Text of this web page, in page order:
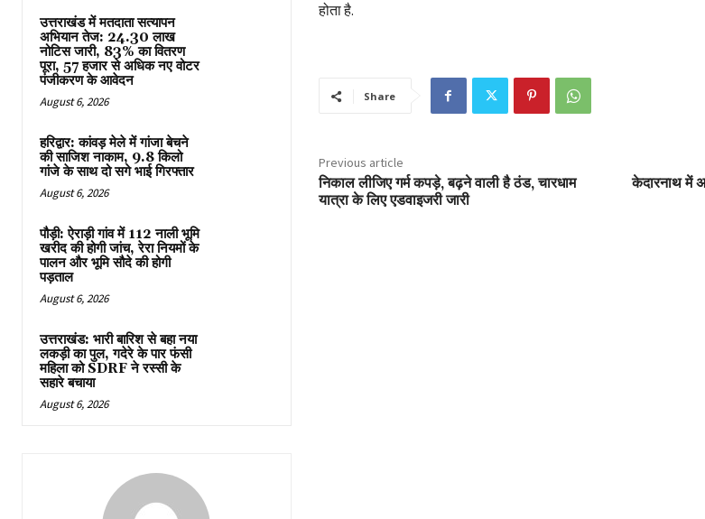
उत्तराखंड में मतदाता सत्यापन
अभियान तेज: 24.30 लाख
नोटिस जारी, 83% का वितरण
पूरा, 57 हजार से अधिक नए वोटर
पंजीकरण के आवेदन
August 6, 2026
हरिद्वार: कांवड़ मेले में गांजा बेचने
की साजिश नाकाम, 9.8 किलो
गांजे के साथ दो सगे भाई गिरफ्तार
August 6, 2026
पौड़ी: ऐराड़ी गांव में 112 नाली भूमि
खरीद की होगी जांच, रेरा नियमों के
पालन और भूमि सौदे की होगी
पड़ताल
August 6, 2026
उत्तराखंड: भारी बारिश से बहा नया
लकड़ी का पुल, गदेरे के पार फंसी
महिला को SDRF ने रस्सी के
सहारे बचाया
August 6, 2026
होता है.
Share
Previous article
निकाल लीजिए गर्म कपड़े, बढ़ने वाली है ठंड, चारधाम
यात्रा के लिए एडवाइजरी जारी
केदारनाथ में